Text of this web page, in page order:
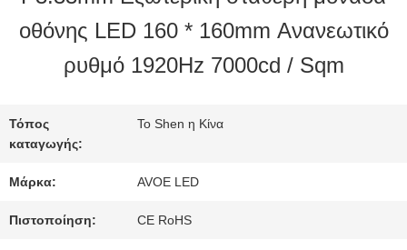
ΣΤΟ
ΕΡΓΟΣΤΆΣΙΟ
ΈΛΕΓΧΟΣ
ΠΟΙΌΤΗΤΑΣ
οθόνης LED 160 * 160mm Ανανεωτικό
ρυθμό 1920Hz 7000cd / Sqm
Τόπος
καταγωγής:
Το Shen η Κίνα
Μάρκα: AVOE LED
Πιστοποίηση: CE RoHS